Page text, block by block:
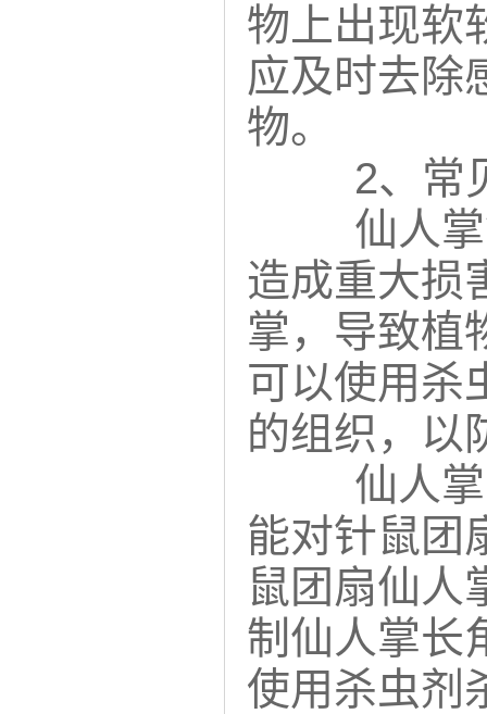
物上出现软
应及时去除
物。
2、常
仙人
造成重大损
掌，导致植
可以使用杀
的组织，以
仙人
能对针鼠团
鼠团扇仙人
制仙人掌长
使用杀虫剂